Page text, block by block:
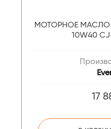
МОТОРНОЕ МАСЛО
10W40
17